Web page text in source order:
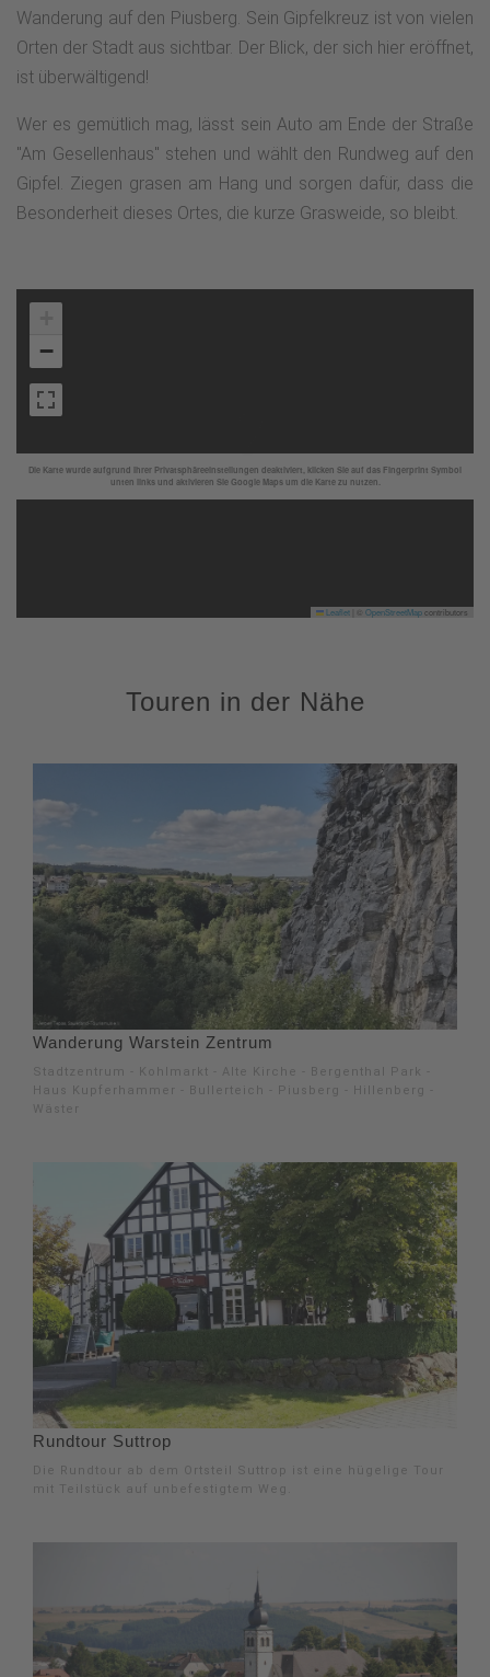
Wanderung auf den Piusberg. Sein Gipfelkreuz ist von vielen
Orten der Stadt aus sichtbar. Der Blick, der sich hier eröffnet,
ist überwältigend!
Wer es gemütlich mag, lässt sein Auto am Ende der Straße
"Am Gesellenhaus" stehen und wählt den Rundweg auf den
Gipfel. Ziegen grasen am Hang und sorgen dafür, dass die
Besonderheit dieses Ortes, die kurze Grasweide, so bleibt.
Die Karte wurde aufgrund Ihrer Privatsphäreeinstellungen deaktiviert, klicken Sie auf das Fingerprint Symbol
unten links und aktivieren Sie Google Maps um die Karte zu nutzen.
−
Leaflet OpenStreetMapcontributors
Touren in der Nähe
Wanderung Warstein Zentrum
Stadtzentrum - Kohlmarkt - Alte Kirche - Bergenthal Park -
Haus Kupferhammer - Bullerteich - Piusberg - Hillenberg -
Wäster
Rundtour Suttrop
Die Rundtour ab dem Ortsteil Suttrop ist eine hügelige Tour
mit Teilstück auf unbefestigtem Weg.